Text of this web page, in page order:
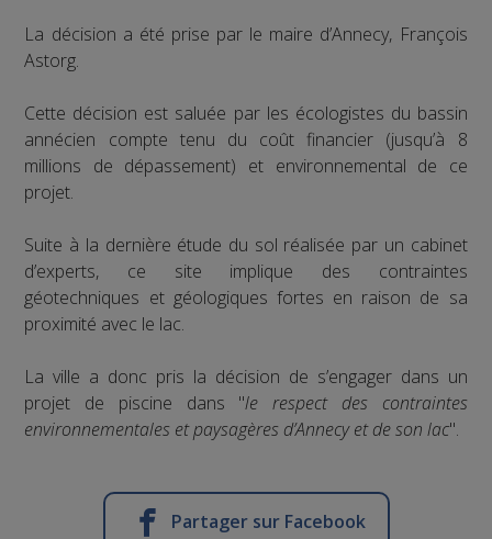
La décision a été prise par le maire d’Annecy, François
Astorg.
Cette décision est saluée par les écologistes du bassin
annécien compte tenu du coût financier (jusqu’à 8
millions de dépassement) et environnemental de ce
projet.
Suite à la dernière étude du sol réalisée par un cabinet
d’experts, ce site implique des contraintes
géotechniques et géologiques fortes en raison de sa
proximité avec le lac.
La ville a donc pris la décision de s’engager dans un
projet de piscine dans "le respect des contraintes
environnementales et paysagères d’Annecy et de son lac".
Partager sur Facebook